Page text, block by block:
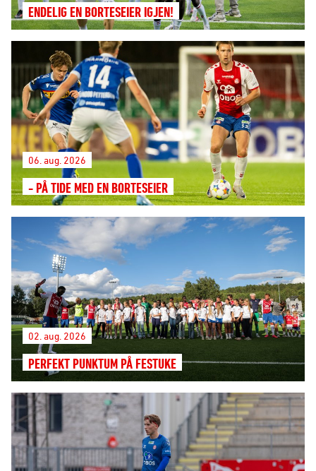
ENDELIG EN BORTESEIER IGJEN!
06. aug. 2026
- PÅ TIDE MED EN BORTESEIER
02. aug. 2026
PERFEKT PUNKTUM PÅ FESTUKE